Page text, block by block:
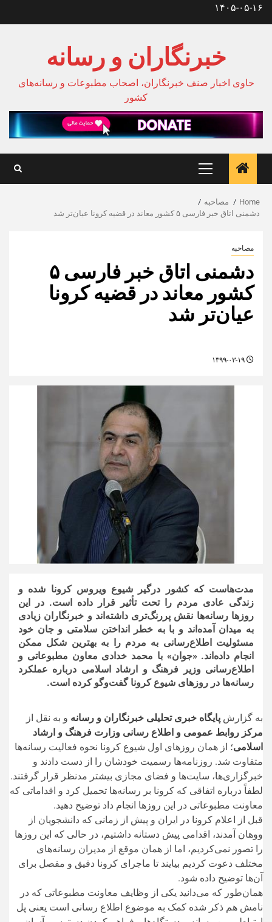
Skip۱۴۰۵-۰۵-۱۶
خبرنگاران و رسانه
حاوی اخبار صنف خبرنگاران، اصحاب مطبوعات و رسانه‌های
کشور
Primary
Menu
Home
مصاحبه
دشمنی اتاق خبر فارسی ۵ کشور معاند در قضیه کرونا عیان‌تر شد
مصاحبه
دشمنی اتاق خبر فارسی ۵
کشور معاند در قضیه کرونا
عیان‌تر شد
مدت‌هاست که کشور درگیر شیوع ویروس کرونا شده و
زندگی عادی مردم را تحت تأثیر قرار داده است. در این
روز‌ها رسانه‌ها نقش پررنگ‌تری داشته‌اند و خبرنگاران زیادی
به میدان آمده‌اند و با به خطر انداختن سلامتی و جان خود
مسئولیت اطلاع‌رسانی به مردم را به بهترین شکل ممکن
انجام داده‌اند. «جوان» با محمد خدادی معاون مطبوعاتی و
اطلاع‌رسانی وزیر فرهنگ و ارشاد اسلامی درباره عملکرد
رسانه‌ها در روز‌های شیوع کرونا گفت‌وگو کرده است.
به گزارش پایگاه خبری تحلیلی خبرنگاران و رسانه و به نقل از
مرکز روابط عمومی و اطلاع رسانی وزارت فرهنگ و ارشاد
اسلامی؛ از همان روز‌های اول شیوع کرونا نحوه فعالیت رسانه‌ها
متفاوت شد. روزنامه‌ها رسمیت خودشان را از دست دادند و
خبرگزاری‌ها، سایت‌ها و فضای مجازی بیشتر مدنظر قرار گرفتند.
لطفاً درباره اتفاقی که کرونا بر رسانه‌ها تحمیل کرد و اقداماتی که
معاونت مطبوعاتی در این روز‌ها انجام داد توضیح دهید.
قبل از اعلام کرونا در ایران و پیش از زمانی که دانشجویان از
ووهان آمدند، اقدامی پیش دستانه داشتیم، در حالی که این روز‌ها
را تصور نمی‌کردیم، اما از همان موقع از مدیران رسانه‌های
مختلف دعوت کردیم بیایند تا ماجرای کرونا دقیق و مفصل برای
آن‌ها توضیح داده شود.
همان‌طور که می‌دانید یکی از وظایف معاونت مطبوعاتی که در
نامش هم ذکر شده کمک به موضوع اطلاع رسانی است یعنی پل